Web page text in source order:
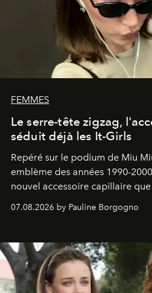
FEMMES
Le serre-tête zigzag,
séduit déjà les It-Girls
Repéré sur le podium de Miu
emblème des années 1990-
nouvel accessoire capillaire
07.08.2026 by Pauline Borgogno